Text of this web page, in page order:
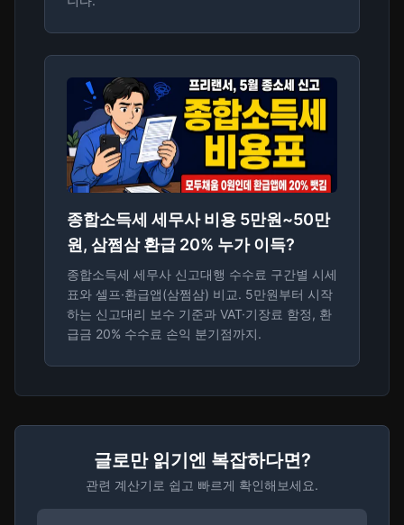
종합소득세 세무사 비용 5만원~50만
원, 삼쩜삼 환급 20% 누가 이득?
종합소득세 세무사 신고대행 수수료 구간별 시세
표와 셀프·환급앱(삼쩜삼) 비교. 5만원부터 시작
하는 신고대리 보수 기준과 VAT·기장료 함정, 환
급금 20% 수수료 손익 분기점까지.
글로만 읽기엔 복잡하다면?
관련 계산기로 쉽고 빠르게 확인해보세요.